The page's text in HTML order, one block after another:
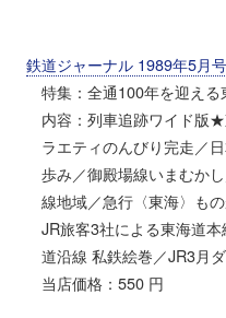
鉄道ジャーナル 1989年5月号
特集：全通100年を迎える
内容：列車追跡ワイド版
ラエティのんびり完走／
歩み／御殿場線いまむか
線地域／急行〈東海〉も
JR旅客3社による東海道
道沿線 私鉄絵巻／JR3月
当店価格：550 円